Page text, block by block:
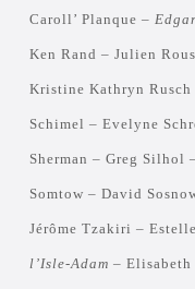
Caroll’ Planque –
Ken Rand – Julien
Kristine Kathryn Rusch
Schimel – Evelyne
Sherman – Greg Silhol
Somtow – David
Jérôme Tzakiri –
l’Isle-Adam – Elisabeth